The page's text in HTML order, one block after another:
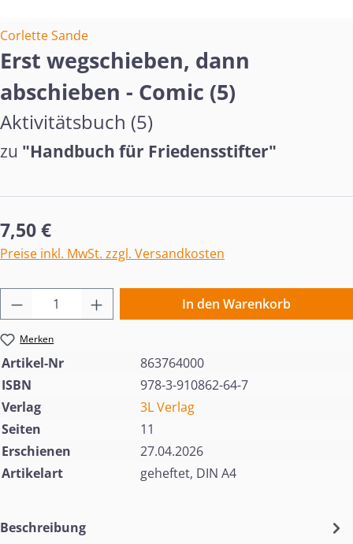
Corlette Sande
Erst wegschieben, dann
abschieben - Comic (5)
Aktivitätsbuch (5)
zu "Handbuch für Friedensstifter"
Regulärer Preis:
7,50 €
Preise inkl. MwSt. zzgl. Versandkosten
Produkt Anzahl: Gib den gewünschten
In den Warenkorb
Merken
Artikel-Nr
863764000
ISBN
978-3-910862-64-7
Verlag
3L Verlag
Seiten
11
Erschienen
27.04.2026
Artikelart
geheftet, DIN A4
Beschreibung